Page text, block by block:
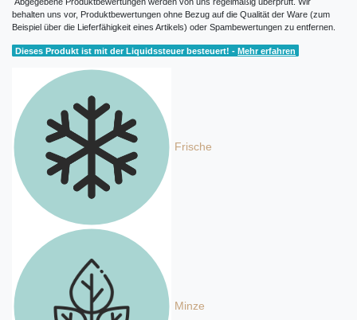
behalten uns vor, Produktbewertungen ohne Bezug auf die Qualität der Ware (zum
Beispiel über die Lieferfähigkeit eines Artikels) oder Spambewertungen zu entfernen.
Dieses Produkt ist mit der Liquidssteuer besteuert! -Mehr erfahren
Frische
Minze